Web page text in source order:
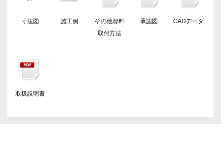
寸法図 施工例
その他資料
取付方法
承認図 CADデータ
取扱説明書